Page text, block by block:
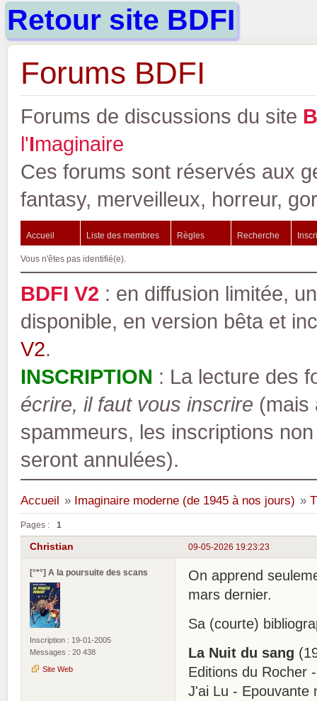
Retour site BDFI
Forums BDFI
Forums de discussions du site B
l'Imaginaire
Ces forums sont réservés aux
fantasy, merveilleux, horreur,
Accueil Liste des membres Règles Recherche
Vous n'êtes pas identifié(e).
BDFI V2 : en diffusion limitée,
disponible, en version bêta et
V2.
INSCRIPTION : La lecture des
écrire, il faut vous inscrire (mais
spammeurs, les inscriptions
seront annulées).
Accueil » Imaginaire moderne (de 1945 à nos jours) »
Pages : 1
09-05-2026 19:23:23
Christian
[°*°] A la poursuite des scans
Inscription : 19-01-2005
Messages : 20 438
Site Web
On apprend
mars dernier.
Sa (courte)
La Nuit du sang
Editions du Rocher
J'ai Lu - Epouvante